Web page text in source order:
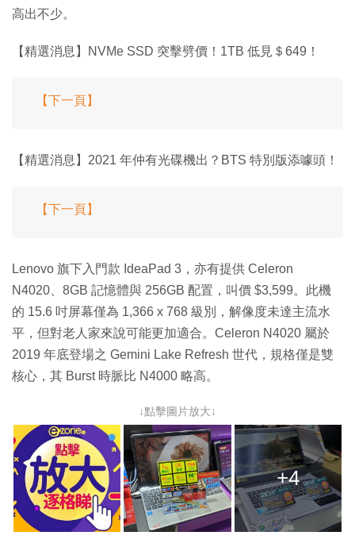
高出不少。
【精選消息】NVMe SSD 突擊劈價！1TB 低見＄649！
【下一頁】
【精選消息】2021 年仲有光碟機出？BTS 特別版添噱頭！
【下一頁】
Lenovo 旗下入門款 IdeaPad 3，亦有提供 Celeron
N4020、8GB 記憶體與 256GB 配置，叫價 $3,599。此機
的 15.6 吋屏幕僅為 1,366 x 768 級別，解像度未達主流水
平，但對老人家來說可能更加適合。Celeron N4020 屬於
2019 年底登場之 Gemini Lake Refresh 世代，規格僅是雙
核心，其 Burst 時脈比 N4000 略高。
↓點擊圖片放大↓
+4